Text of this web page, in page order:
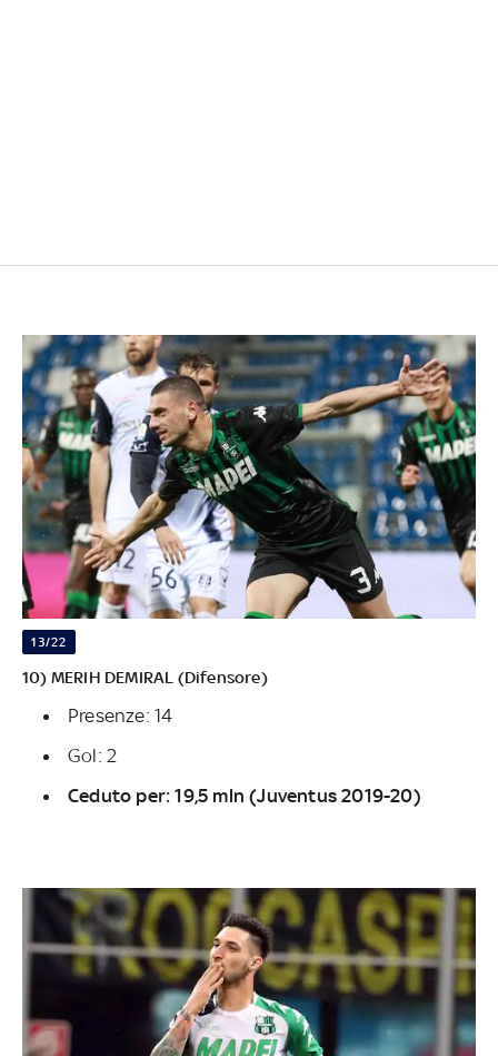
13/22
10) MERIH DEMIRAL (Difensore)
Presenze: 14
Gol: 2
Ceduto per: 19,5 mln (Juventus 2019-20)